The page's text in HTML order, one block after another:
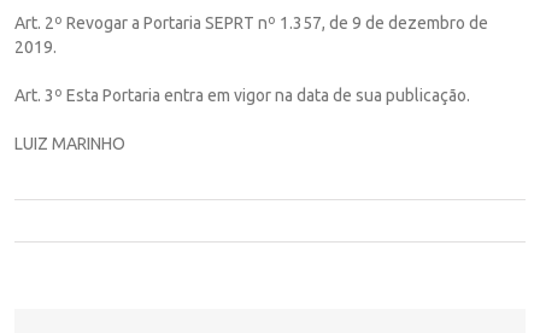
Art. 2º Revogar a Portaria SEPRT nº 1.357, de 9 de dezembro de
2019.
Art. 3º Esta Portaria entra em vigor na data de sua publicação.
LUIZ MARINHO